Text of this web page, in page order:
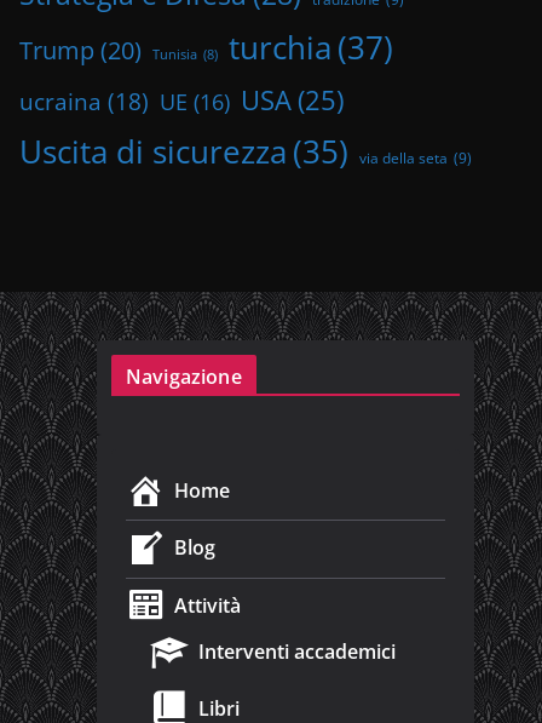
Trump (20) Tunisia (8) turchia(37)
ucraina (18) UE (16) USA (25)
Uscita di sicurezza(35) via della seta (9)
Navigazione
Home
Blog
Attività
Interventi accademici
Libri